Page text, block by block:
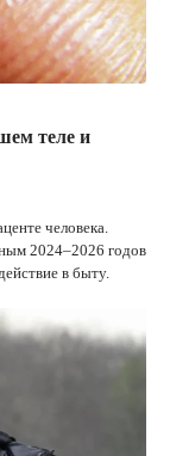
теле и
человека.
2024–2026 годов
в быту.